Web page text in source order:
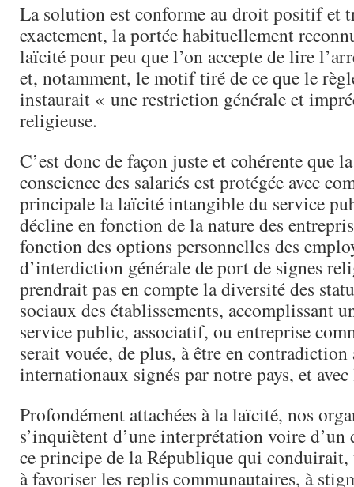
La solution est conforme au droit positif et
exactement, la portée habituellement
laïcité pour peu que l’on accepte de lire
et, notamment, le motif tiré de ce que le
instaurait « une restriction générale et
religieuse.
C’est donc de façon juste et cohérente que
conscience des salariés est protégée avec
principale la laïcité intangible du service
décline en fonction de la nature des
fonction des options personnelles des
d’interdiction générale de port de signes
prendrait pas en compte la diversité des
sociaux des établissements, accomplissant
service public, associatif, ou entreprise
serait vouée, de plus, à être en contradiction
internationaux signés par notre pays, et
Profondément attachées à la laïcité, nos
s’inquiètent d’une interprétation voire d’un
ce principe de la République qui conduirait,
à favoriser les replis communautaires, à